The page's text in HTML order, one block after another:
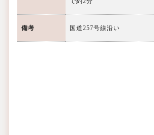
備考 国道257号線沿い